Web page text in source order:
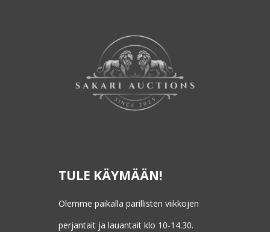
TULE KÄYMÄÄN!
Olemme paikalla parillisten viikkojen
perjantait ja lauantait klo 10-14.30.